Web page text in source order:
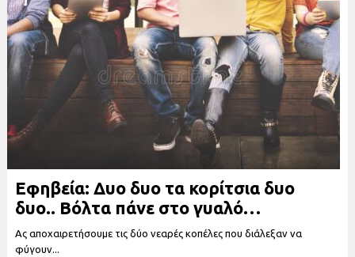
Εφηβεία: Δυο δυο τα κορίτσια δυο
δυο.. Βόλτα πάνε στο γυαλό…
Ας αποχαιρετήσουμε τις δύο νεαρές κοπέλες που διάλεξαν να
φύγουν...